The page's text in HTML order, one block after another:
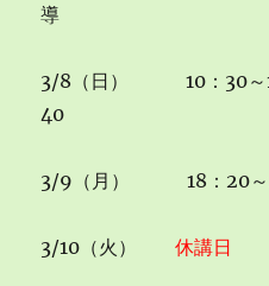
導
3/8（日） 10：30～
40
3/9（月） 18：20～
3/10（火）休講日